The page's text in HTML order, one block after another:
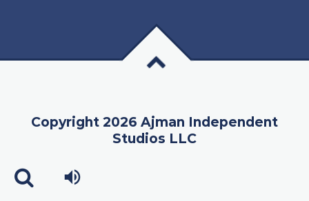
Copyright 2026 Ajman Independent
Studios LLC